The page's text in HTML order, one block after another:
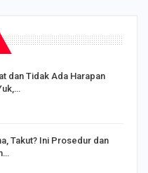
dan Tidak Ada Harapan
Takut? Ini Prosedur dan